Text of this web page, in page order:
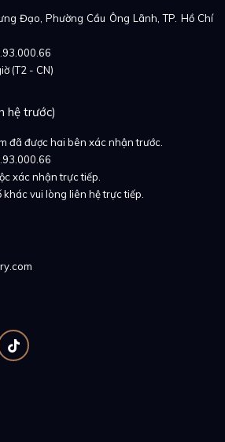
Đạo, Phường Cầu Ông Lãnh, TP. Hồ Chí
(T2 - CN)
hệ trước)
đã được hai bên xác nhận trước.
xác nhận trực tiếp.
vui lòng liên hệ trực tiếp.